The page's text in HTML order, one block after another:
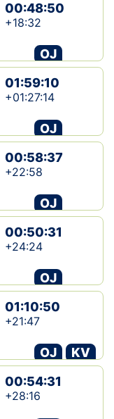
00:48:50
+18:32
OJ
01:59:10
+01:27:14
OJ
00:58:37
+22:58
OJ
00:50:31
+24:24
OJ
01:10:50
+21:47
OJ
KV
00:54:31
+28:16